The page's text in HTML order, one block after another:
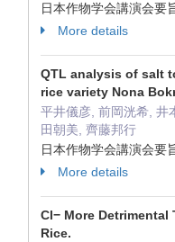
日本作物学会講演会要
More details
QTL analysis of salt
rice variety Nona
平井儀彦, 前岡洸希, 井
田朝美, 齊藤邦行
日本作物学会講演会要
More details
Cl− More Detrimental
Rice.